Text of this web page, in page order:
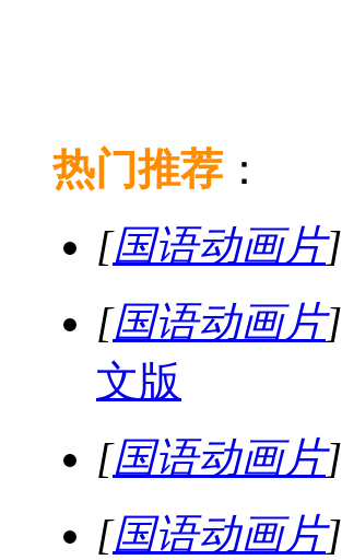
热门推荐：
[国语动画片]
[国语动画片]
文版
[国语动画片]
[国语动画片]